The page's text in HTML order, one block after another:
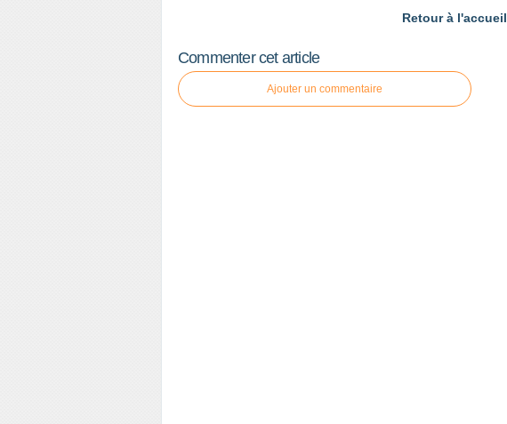
Retour à l'accueil
Commenter cet article
Ajouter un commentaire